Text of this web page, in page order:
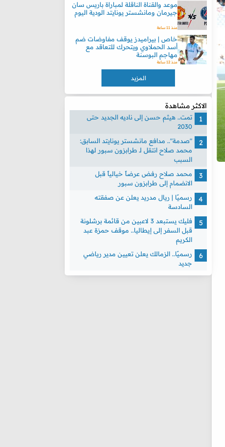
موعد والقناة الناقلة لمباراة باريس سان
جيرمان ومانشستر يونايتد الودية اليوم
منذ 11 ساعة
خاص | بيراميدز يوقف مفاوضات ضم
أسد الحملاوي ويتحرك للتعاقد مع
مهاجم البوسنة
منذ 12 ساعة
المزيد
الاكثر مشاهدة
تمت.. هيثم حسن إلى ناديه الجديد حتى
2030
"صدمة".. مدافع مانشستر يونايتد السابق:
محمد صلاح انتقل لـ طرابزون سبور لهذا
السبب
محمد صلاح رفض عرضاً خيالياً قبل
الانضمام إلى طرابزون سبور
رسميًا | ريال مدريد يعلن عن صفقته
السادسة
فليك يستبعد 3 لاعبين من قائمة برشلونة
قبل السفر إلى إيطاليا.. موقف حمزة عبد
الكريم
رسميًا.. الزمالك يعلن تعيين مدير رياضي
جديد